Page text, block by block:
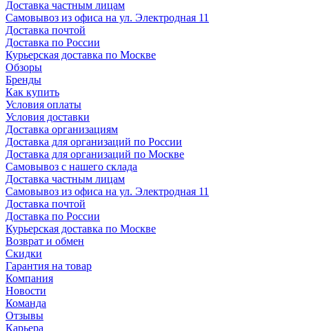
Доставка частным лицам
Самовывоз из офиса на ул. Электродная 11
Доставка почтой
Доставка по России
Курьерская доставка по Москве
Обзоры
Бренды
Как купить
Условия оплаты
Условия доставки
Доставка организациям
Доставка для организаций по России
Доставка для организаций по Москве
Самовывоз с нашего склада
Доставка частным лицам
Самовывоз из офиса на ул. Электродная 11
Доставка почтой
Доставка по России
Курьерская доставка по Москве
Возврат и обмен
Скидки
Гарантия на товар
Компания
Новости
Команда
Отзывы
Карьера